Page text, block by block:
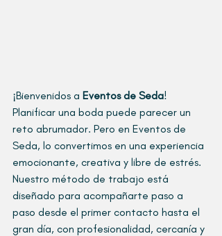
¡Bienvenidos a Eventos de Seda!
Planificar una boda puede parecer un
reto abrumador. Pero en Eventos de
Seda, lo convertimos en una experiencia
emocionante, creativa y libre de estrés.
Nuestro método de trabajo está
diseñado para acompañarte paso a
paso desde el primer contacto hasta el
gran día, con profesionalidad, cercanía y